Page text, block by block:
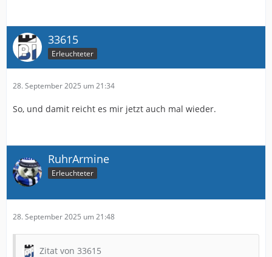
33615
Erleuchteter
28. September 2025 um 21:34
So, und damit reicht es mir jetzt auch mal wieder.
RuhrArmine
Erleuchteter
28. September 2025 um 21:48
Zitat von 33615